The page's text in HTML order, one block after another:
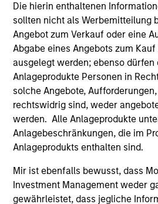
Die hierin enthaltenen
sollten nicht als Werbemitteilung
Angebot zum Verkauf oder eine
Abgabe eines Angebots zum
ausgelegt werden; ebenso dürfen
Anlageprodukte Personen in
solche Angebote,
rechtswidrig sind, weder
werden. Alle Anlageprodukte
Anlagebeschränkungen, die im
Anlageprodukts enthalten sind.
Mir ist ebenfalls bewusst, dass
Investment Management weder
gewährleistet, dass jegliche
All investing involves risks,
Please refer to the strategy detail
information on the strategy,
considerations.